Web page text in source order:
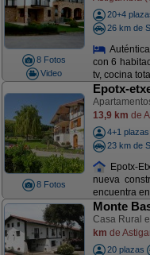
8 Fotos
Video
20+4
26 km de
con 6
tv, cocina
8 Fotos
Epotx-
13,9 km de
4+1 plazas
23 km de
Epotx-
nueva
encuentra
Monte
Casa Rural
km de
20 plazas